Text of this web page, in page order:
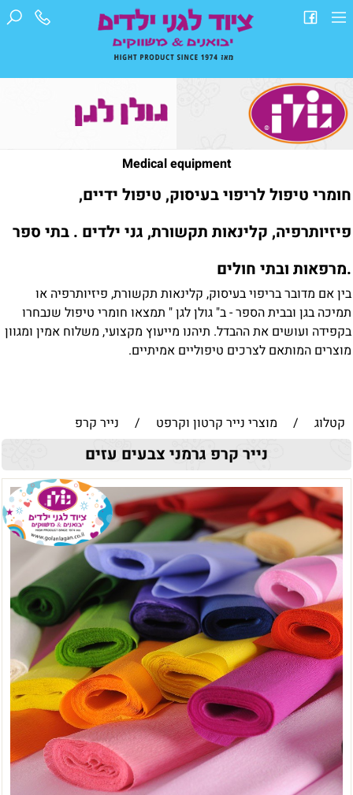
Medical equipment
חומרי טיפול לריפוי בעיסוק, טיפול ידיים,
פיזיותרפיה, קלינאות תקשורת, גני ילדים . בתי ספר
.מרפאות ובתי חולים
בין אם מדובר בריפוי בעיסוק, קלינאות תקשורת, פיזיותרפיה או
תמיכה בגן ובבית הספר - ב" גולן לגן " תמצאו חומרי טיפול שנבחרו
בקפידה ועושים את ההבדל. תיהנו מייעוץ מקצועי, משלוח אמין ומגוון
מוצרים המותאם לצרכים טיפוליים אמיתיים.
קטלוג / מוצרי נייר קרטון וקרפט / נייר קרפ
נייר קרפ גרמני צבעים עזים